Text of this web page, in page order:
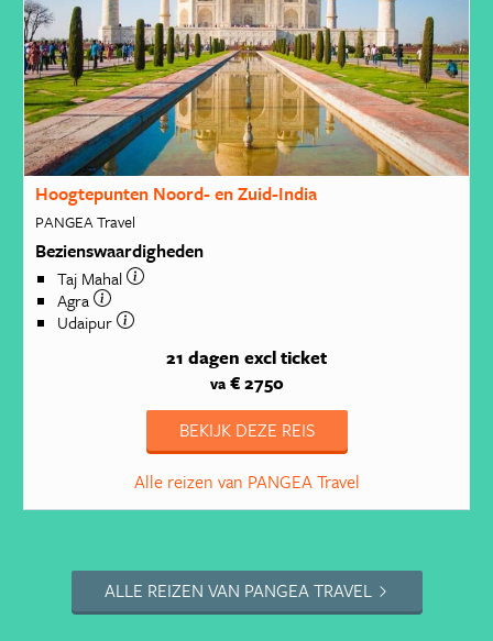
Hoogtepunten Noord- en Zuid-India
PANGEA Travel
Bezienswaardigheden
Taj Mahal
Agra
Udaipur
21 dagen excl ticket
va€ 2750
BEKIJK DEZE REIS
Alle reizen van PANGEA Travel
ALLE REIZEN VAN PANGEA TRAVEL